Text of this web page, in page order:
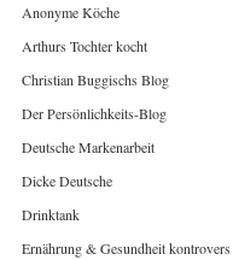
Anonyme Köche
Arthurs Tochter kocht
Christian Buggischs Blog
Der Persönlichkeits-Blog
Deutsche Markenarbeit
Dicke Deutsche
Drinktank
Ernährung & Gesundheit kontrovers